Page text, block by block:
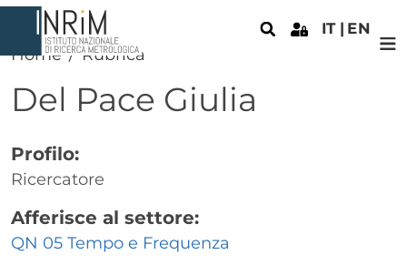
Salta al contenuto principale
IT EN
Home Rubrica
Del Pace Giulia
Profilo:
Ricercatore
Afferisce al settore:
QN 05 Tempo e Frequenza